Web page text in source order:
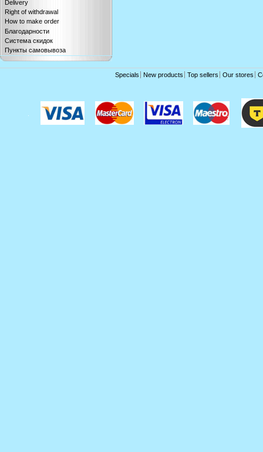
Delivery
Right of withdrawal
How to make order
Благодарности
Система скидок
Пункты самовывоза
Specials New products Top sellers Our stores